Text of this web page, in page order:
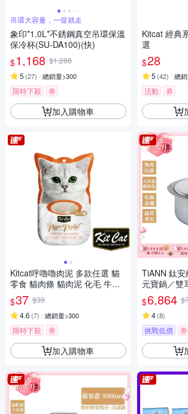
吊環大容量，一提就走
象印*1.0L*不銹鋼真空吊環保溫
保冷杯(SU-DA100)(快)
$1,168 $1,288
5 (27) 總銷量>300
限時下殺 券
加入購物車
Kitcat呼嚕嚕肉泥 多款任選 貓
零食 貓肉條 貓肉泥 化毛 牛磺
酸 保健零食
$37 $39
4.6 (7) 總銷量>300
限時下殺 券
加入購物車
Kitcat 經典
選
$28
5 (42) 總
活動 券
TiANN 鈦
元寶鍋／雙
湯鍋／輕量
蓋)
$6,864
4(8)
挑戰低價 券